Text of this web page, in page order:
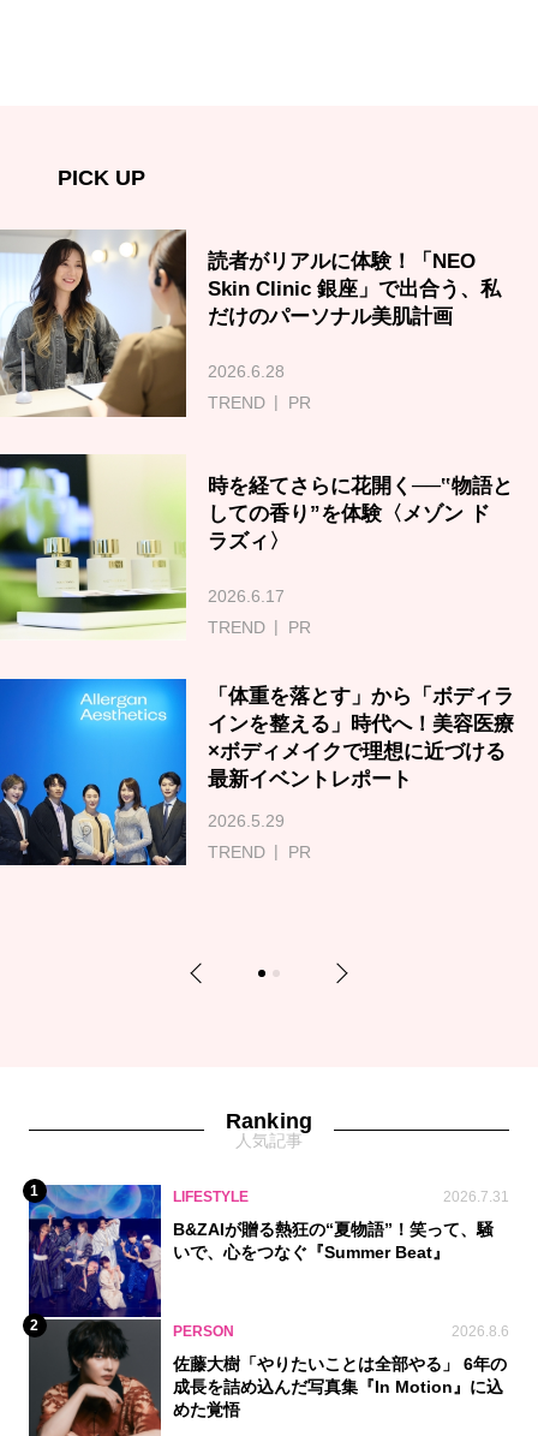
PICK UP
読者がリアルに体験！「NEO
Skin Clinic 銀座」で出合う、私
だけのパーソナル美肌計画
2026.6.28
TREND
PR
時を経てさらに花開く──‟物語と
しての香り”を体験〈メゾン ド
ラズィ〉
2026.6.17
TREND
PR
「体重を落とす」から「ボディラ
インを整える」時代へ！美容医療
×ボディメイクで理想に近づける
最新イベントレポート
2026.5.29
TREND
PR
Previous 1 2 Next
Ranking
人気記事
1 LIFESTYLE 2026.7.31
B&ZAIが贈る熱狂の“夏物語”！笑って、騒
いで、心をつなぐ『Summer Beat』
2 PERSON 2026.8.6
佐藤大樹「やりたいことは全部やる」 6年の
成長を詰め込んだ写真集『In Motion』に込
めた覚悟